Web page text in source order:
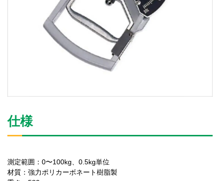
仕様
測定範囲：0〜100kg、0.5kg単位
材質：強力ポリカーボネート樹脂製